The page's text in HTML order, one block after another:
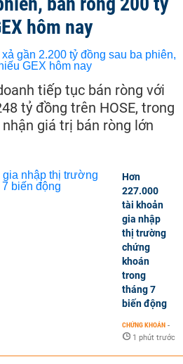
hôm nay
tiếp tục bán ròng với
tỷ đồng trên HOSE, trong
giá trị bán ròng lớn
Hơn
227.000
tài khoản
gia nhập
thị trường
chứng
khoán
trong
tháng 7
biến động
CHỨNG KHOÁN -
1 phút trước